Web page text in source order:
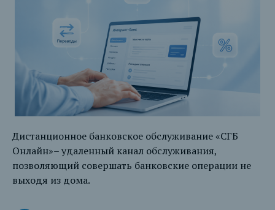
Дистанционное банковское обслуживание «СГБ
Онлайн»– удаленный канал обслуживания,
позволяющий совершать банковские операции не
выходя из дома.